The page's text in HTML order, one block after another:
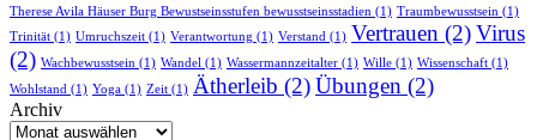
Therese Avila Häuser Burg Bewustseinsstufen bewusstseinsstadien (1) Traumbewusstsein (1)
Trinität (1) Umruchszeit (1) Verantwortung (1) Verstand (1) Vertrauen (2)Virus
(2) Wachbewusstsein (1) Wandel (1) Wassermannzeitalter (1) Wille (1) Wissenschaft (1)
Wohlstand (1) Yoga (1) Zeit (1) Ätherleib (2)Übungen (2)
Archiv
Archiv